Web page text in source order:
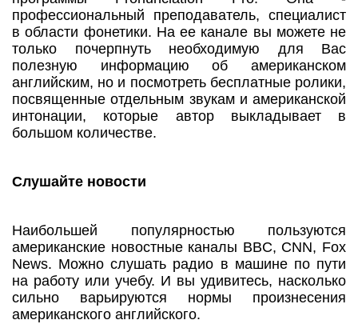
профессиональный преподаватель, специалист
в области фонетики. На ее канале вы можете не
только почерпнуть необходимую для Вас
полезную информацию об американском
английским, но и посмотреть бесплатные ролики,
посвященные отдельным звукам и американской
интонации, которые автор выкладывает в
большом количестве.
Слушайте новости
Наибольшей популярностью пользуются
американские новостные каналы BBC, CNN, Fox
News. Можно слушать радио в машине по пути
на работу или учебу. И вы удивитесь, насколько
сильно варьируются нормы произнесения
американского английского.